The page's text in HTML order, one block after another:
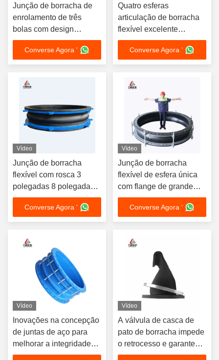
Junção de borracha de
enrolamento de três
bolas com design
personalizado
Converse Agora '
Quatro esferas
articulação de borracha
flexível excelente
redução de ruído esponja
borracha produtos
personalizados
Converse Agora '
Vídeo
Junção de borracha
flexível com rosca 3
polegadas 8 polegadas
de enrolamento manual
DN15-DN4000
Converse Agora '
Vídeo
Junção de borracha
flexível de esfera única
com flange de grande
diâmetro
Converse Agora '
Vídeo
Inovações na concepção
de juntas de aço para
melhorar a integridade
estrutural
Vídeo
A válvula de casca de
pato de borracha impede
o retrocesso e garante
uma drenagem suave